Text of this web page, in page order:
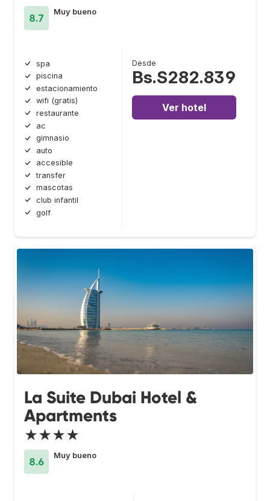
8.7
Muy bueno
spa
piscina
estacionamiento
wifi (gratis)
restaurante
ac
gimnasio
auto
accesible
transfer
mascotas
club infantil
golf
Desde
Bs.S282.839
Ver hotel
La Suite Dubai Hotel &
Apartments
★★★★
8.6
Muy bueno